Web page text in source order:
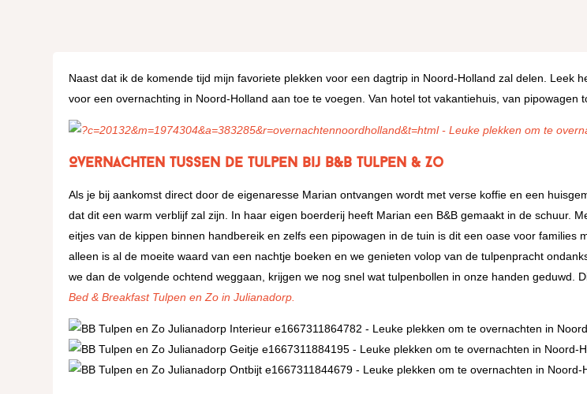
Naast dat ik de komende tijd mijn favoriete plekken voor een dagtrip in Noord-Holland zal delen. Leek
voor een overnachting in Noord-Holland aan toe te voegen. Van hotel tot vakantiehuis, van pipowagen
Overnachten tussen de tulpen bij B&B Tulpen & Zo
Als je bij aankomst direct door de eigenaresse Marian ontvangen wordt met verse koffie en een
dat dit een warm verblijf zal zijn. In haar eigen boerderij heeft Marian een B&B gemaakt in de schuur.
eitjes van de kippen binnen handbereik en zelfs een pipowagen in de tuin is dit een oase voor families
alleen is al de moeite waard van een nachtje boeken en we genieten volop van de tulpenpracht
we dan de volgende ochtend weggaan, krijgen we nog snel wat tulpenbollen in onze handen geduwd.
Bed & Breakfast Tulpen en Zo in Julianadorp.